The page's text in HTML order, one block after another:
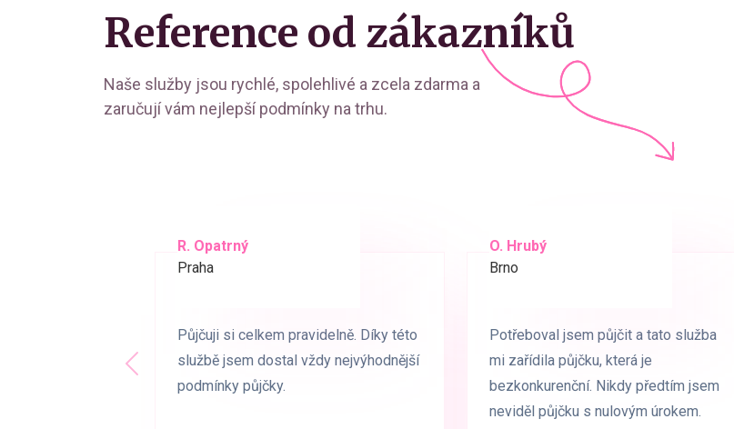
Reference od zákazníků
Naše služby jsou rychlé, spolehlivé a zcela zdarma a
zaručují vám nejlepší podmínky na trhu.
R. Opatrný
Praha
Půjčuji si celkem pravidelně. Díky této
službě jsem dostal vždy nejvýhodnější
podmínky půjčky.
O. Hrubý
Brno
Potřeboval jsem půjčit a tato služba
mi zařídila půjčku, která je
bezkonkurenční. Nikdy předtím jsem
neviděl půjčku s nulovým úrokem.
K. Novák
Brno
Půjčuji si celkem pravidelně. Díky této
službě jsem dostal vždy nejvýhodnější
podmínky půjčky.
D. Starý
Praha
Potřeboval jsem půjčit a tato služba
mi zařídila půjčku, která je
bezkonkurenční. Nikdy předtím jsem
neviděl půjčku s nulovým úrokem.
Předchozí